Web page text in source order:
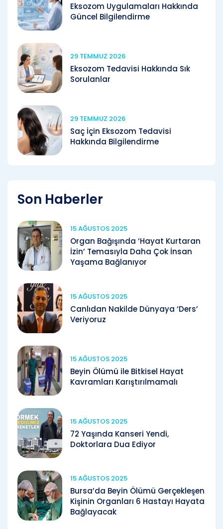
Eksozom Uygulamaları Hakkında
Güncel Bilgilendirme
29 TEMMUZ 2026
Eksozom Tedavisi Hakkında Sık
Sorulanlar
29 TEMMUZ 2026
Saç İçin Eksozom Tedavisi
Hakkında Bilgilendirme
Son Haberler
15 AĞUSTOS 2025
Organ Bağışında ‘Hayat Kurtaran
İzin’ Temasıyla Daha Çok İnsan
Yaşama Bağlanıyor
15 AĞUSTOS 2025
Canlıdan Nakilde Dünyaya ‘Ders’
Veriyoruz
15 AĞUSTOS 2025
Beyin Ölümü ile Bitkisel Hayat
Kavramları Karıştırılmamalı
15 AĞUSTOS 2025
72 Yaşında Kanseri Yendi,
Doktorlara Dua Ediyor
15 AĞUSTOS 2025
Bursa’da Beyin Ölümü Gerçekleşen
Kişinin Organları 6 Hastayı Hayata
Bağlayacak